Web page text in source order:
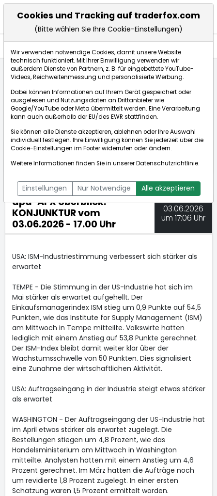
dpa-AFX Überblick: KONJUNKTUR vom 03.06.2026 - 17...
dpa-AFX Compact
ÜBERSICHT DPA-AFX PROFEED
DPA-AFX COMPACT
NEWSBOT
dpa-AFX Überblick:
KONJUNKTUR vom
03.06.2026 - 17.00 Uhr
03.06.2026
um 17:06 Uhr
USA: ISM-Industriestimmung verbessert sich stärker als
erwartet
TEMPE - Die Stimmung in der US-Industrie hat sich im
Mai stärker als erwartet aufgehellt. Der
Einkaufsmanagerindex ISM stieg um 0,9 Punkte auf 54,5
Punkten, wie das Institute for Supply Management (ISM)
am Mittwoch in Tempe mitteilte. Volkswirte hatten
lediglich mit einem Anstieg auf 53,8 Punkte gerechnet.
Der ISM-Index bleibt damit weiter klar über der
Wachstumsschwelle von 50 Punkten. Dies signalisiert
eine Zunahme der wirtschaftlichen Aktivität.
USA: Auftragseingang in der Industrie steigt etwas stärker
als erwartet
WASHINGTON - Der Auftragseingang der US-Industrie hat
im April etwas stärker als erwartet zugelegt. Die
Bestellungen stiegen um 4,8 Prozent, wie das
Handelsministerium am Mittwoch in Washington
mitteilte. Analysten hatten mit einem Anstieg um 4,6
Prozent gerechnet. Im März hatten die Aufträge noch
um revidierte 1,8 Prozent zugelegt. In einer ersten
Schätzung waren 1,5 Prozent ermittelt worden.
Cookies und Tracking auf traderfox.com
(Bitte wählen Sie Ihre Cookie-Einstellungen)
Wir verwenden notwendige Cookies, damit unsere Website
technisch funktioniert. Mit Ihrer Einwilligung verwenden wir
außerdem Dienste von Partnern, z. B. für eingebettete YouTube-
Videos, Reichweitenmessung und personalisierte Werbung.
Dabei können Informationen auf Ihrem Gerät gespeichert oder
ausgelesen und Nutzungsdaten an Drittanbieter wie
Google/YouTube oder Meta übermittelt werden. Eine Verarbeitung
kann auch außerhalb der EU/des EWR stattfinden.
Sie können alle Dienste akzeptieren, ablehnen oder Ihre Auswahl
individuell festlegen. Ihre Einwilligung können Sie jederzeit über die
Cookie-Einstellungen im Footer widerrufen oder ändern.
Weitere Informationen finden Sie in unsererDatenschutzrichtlinie.
Einstellungen Nur Notwendige Alle akzeptieren